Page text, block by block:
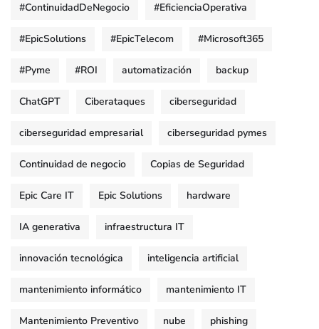
#ContinuidadDeNegocio #EficienciaOperativa
#EpicSolutions #EpicTelecom #Microsoft365
#Pyme #ROI automatización backup
ChatGPT Ciberataques ciberseguridad
ciberseguridad empresarial ciberseguridad pymes
Continuidad de negocio Copias de Seguridad
Epic Care IT Epic Solutions hardware
IA generativa infraestructura IT
innovación tecnológica inteligencia artificial
mantenimiento informático mantenimiento IT
Mantenimiento Preventivo nube phishing